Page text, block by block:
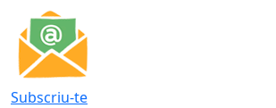
Subscriu-te